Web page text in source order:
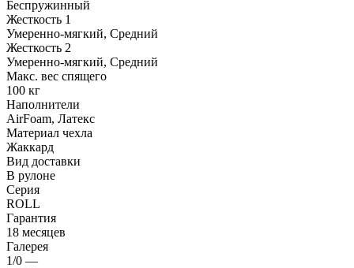
Беспружинный
Жесткость 1
Умеренно-мягкий, Средний
Жесткость 2
Умеренно-мягкий, Средний
Макс. вес спящего
100 кг
Наполнители
AirFoam, Латекс
Материал чехла
Жаккард
Вид доставки
В рулоне
Серия
ROLL
Гарантия
18 месяцев
Галерея
1/0 —